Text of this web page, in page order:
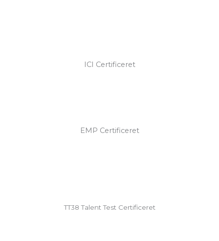
ICI Certificeret
EMP Certificeret
TT38 Talent Test Certificeret